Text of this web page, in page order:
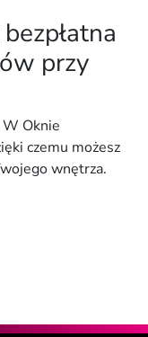
przy
W Oknie
czemu możesz
wnętrza.